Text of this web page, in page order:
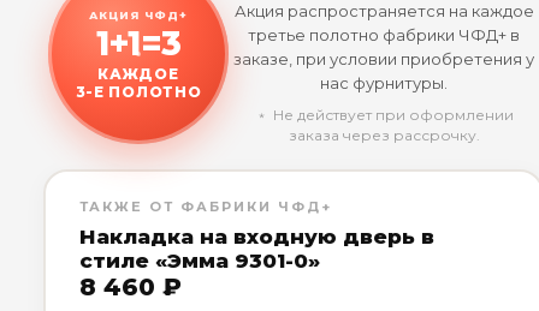
АКЦИЯ ЧФД+
1+1=3
КАЖДОЕ
3-Е ПОЛОТНО
Акция распространяется на каждое
третье полотно фабрики ЧФД+ в
заказе, при условии приобретения у
нас фурнитуры.
﹡ Не действует при оформлении
заказа через рассрочку.
ТАКЖЕ ОТ ФАБРИКИ ЧФД+
Накладка на входную дверь в
стиле «Эмма 9301-0»
8 460 ₽